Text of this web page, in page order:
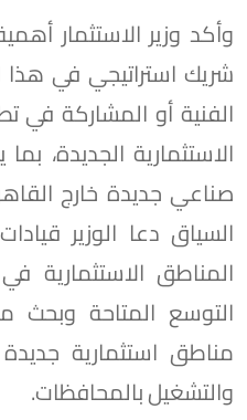
وأكد وزير الاستثمار
شريك استراتيجي في
الفنية أو المشاركة في
الاستثمارية الجديدة،
صناعي جديدة خارج
السياق دعا الوزير
المناطق
التوسع المتاحة وبحث
مناطق استثمارية جديدة
والتشغيل بالمحافظات.